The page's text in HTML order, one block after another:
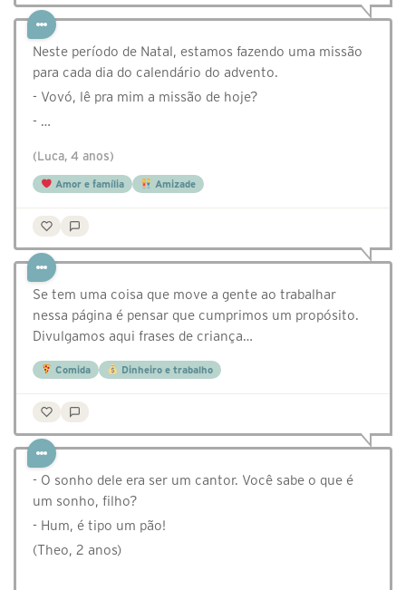
Neste período de Natal, estamos fazendo uma missão
para cada dia do calendário do advento.
- Vovó, lê pra mim a missão de hoje?
- …
(Luca, 4 anos)
Amor e família Amizade
Se tem uma coisa que move a gente ao trabalhar
nessa página é pensar que cumprimos um propósito.
Divulgamos aqui frases de criança…
Comida Dinheiro e trabalho
- O sonho dele era ser um cantor. Você sabe o que é
um sonho, filho?
- Hum, é tipo um pão!
(Theo, 2 anos)⠀